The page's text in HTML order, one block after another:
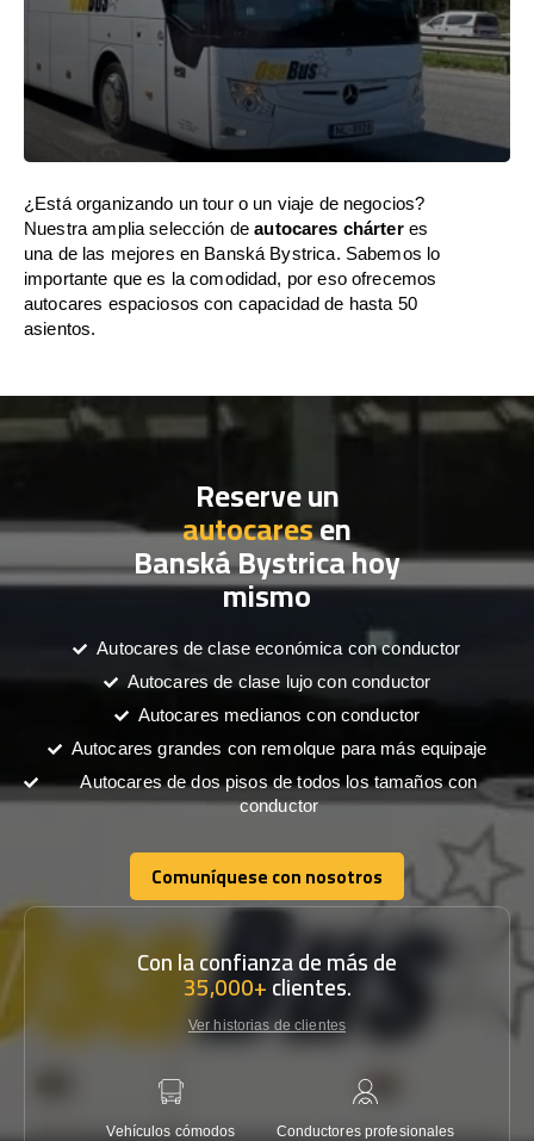
¿Está organizando un tour o un viaje de negocios?
Nuestra amplia selección deautocares chárteres
una de las mejores en Banská Bystrica. Sabemos lo
importante que es la comodidad, por eso ofrecemos
autocares espaciosos con capacidad de hasta 50
asientos.
Reserve un
autocaresen
Banská Bystrica hoy
mismo
Autocares de clase económica con conductor
Autocares de clase lujo con conductor
Autocares medianos con conductor
Autocares grandes con remolque para más equipaje
Autocares de dos pisos de todos los tamaños con
conductor
Comuníquese con nosotros
Comuníquese con nosotros
Con la confianza de más de
35,000+clientes.
Ver historias de clientes
Vehículos cómodos Conductores profesionales